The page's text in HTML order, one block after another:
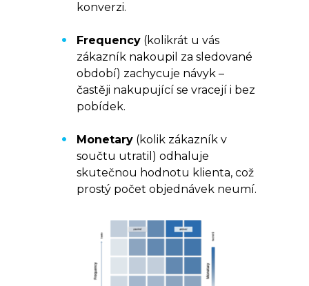
konverzi.
Frequency (kolikrát u vás
zákazník nakoupil za sledované
období) zachycuje návyk –
častěji nakupující se vracejí i bez
pobídek.
Monetary (kolik zákazník v
součtu utratil) odhaluje
skutečnou hodnotu klienta, což
prostý počet objednávek neumí.